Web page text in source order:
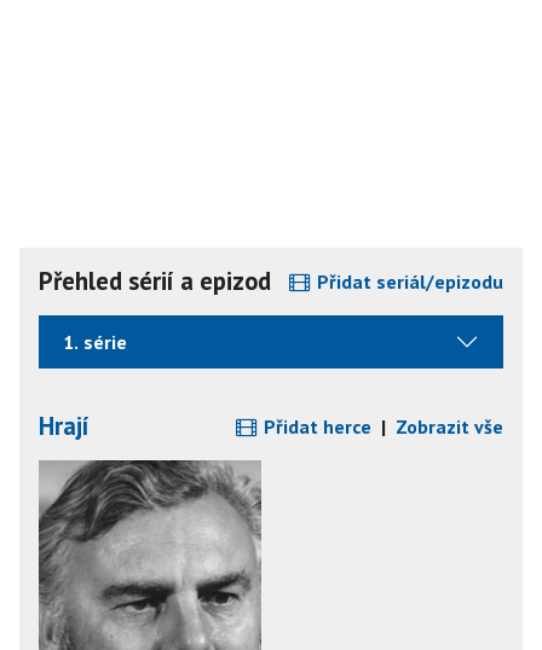
Přehled sérií a epizod Přidat seriál/epizodu
1. série
Hrají Přidat herce | Zobrazit vše